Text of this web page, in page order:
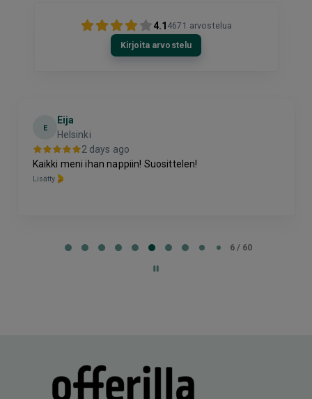
4.1 4671 arvostelua
Kirjoita arvostelu
E
Eija
Helsinki
2 days ago
Kaikki meni ihan nappiin! Suosittelen!
Lisätty
6 / 60